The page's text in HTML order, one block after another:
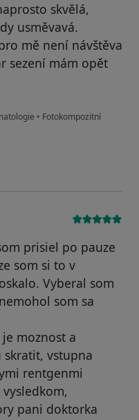
skvělá,
usměvavá.
mě není návštěva
sezení mám opět
• Fotokompozitní
prisiel po pauze
som si to v
Vyberal som
som sa
je moznost a
skratit, vstupna
rentgenmi
pani doktorka